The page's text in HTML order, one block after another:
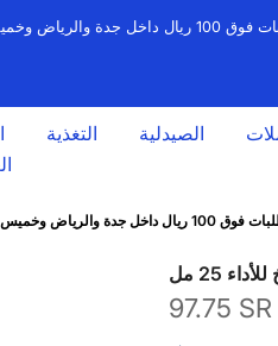
وخميس مشيط وابها
التغذية الصيدلية
وخميس مشيط وابها
25 مل
97.75 SR